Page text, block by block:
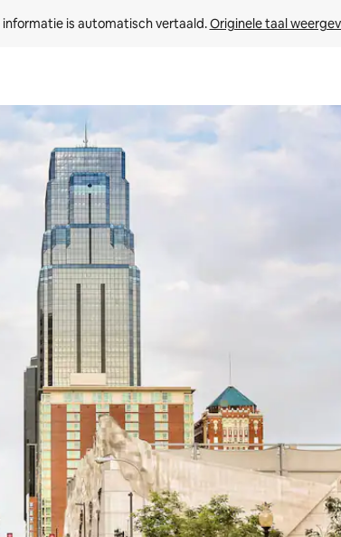
informatie is automatisch vertaald. Originele taal
je de pijltjestoetsen omhoog en omlaag, óf door te